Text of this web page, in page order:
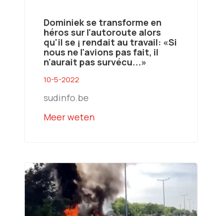
Dominiek se transforme en
héros sur l'autoroute alors
qu'il se ¡ rendait au travail: «Si
nous ne l'avions pas fait, il
n'aurait pas survécu...»
10-5-2022
sudinfo.be
Meer weten